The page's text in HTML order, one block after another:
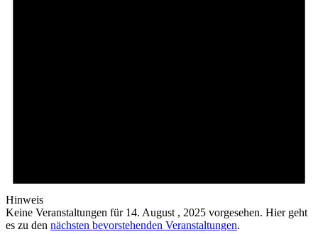
Hinweis
Keine Veranstaltungen für 14. August , 2025 vorgesehen. Hier geht
es zu den nächsten bevorstehenden Veranstaltungen.